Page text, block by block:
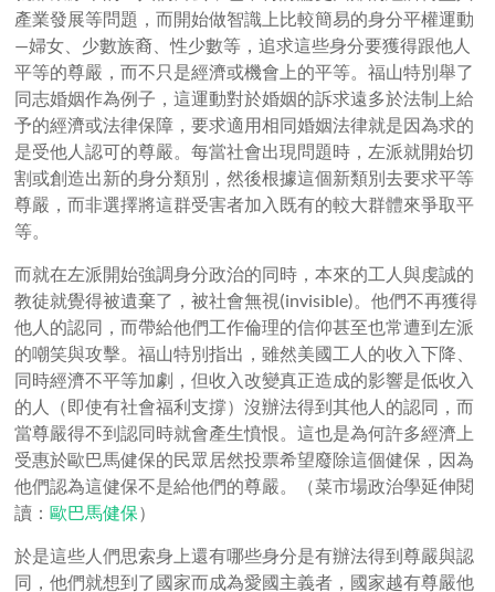
產業發展等問題，而開始做智識上比較簡易的身分平權運動
—婦女、少數族裔、性少數等，追求這些身分要獲得跟他人
平等的尊嚴，而不只是經濟或機會上的平等。福山特別舉了
同志婚姻作為例子，這運動對於婚姻的訴求遠多於法制上給
予的經濟或法律保障，要求適用相同婚姻法律就是因為求的
是受他人認可的尊嚴。每當社會出現問題時，左派就開始切
割或創造出新的身分類別，然後根據這個新類別去要求平等
尊嚴，而非選擇將這群受害者加入既有的較大群體來爭取平
等。
而就在左派開始強調身分政治的同時，本來的工人與虔誠的
教徒就覺得被遺棄了，被社會無視(invisible)。他們不再獲得
他人的認同，而帶給他們工作倫理的信仰甚至也常遭到左派
的嘲笑與攻擊。福山特別指出，雖然美國工人的收入下降、
同時經濟不平等加劇，但收入改變真正造成的影響是低收入
的人（即使有社會福利支撐）沒辦法得到其他人的認同，而
當尊嚴得不到認同時就會產生憤恨。這也是為何許多經濟上
受惠於歐巴馬健保的民眾居然投票希望廢除這個健保，因為
他們認為這健保不是給他們的尊嚴。（菜市場政治學延伸閱
讀：歐巴馬健保）
於是這些人們思索身上還有哪些身分是有辦法得到尊嚴與認
同，他們就想到了國家而成為愛國主義者，國家越有尊嚴他